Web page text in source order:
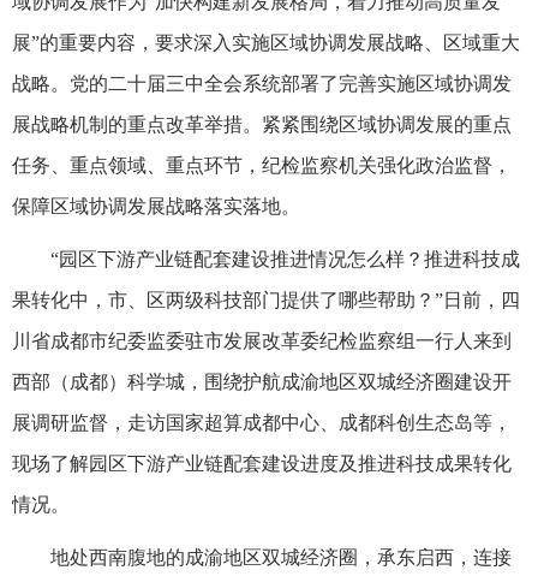
展”的重要内容，要求深入实施区域协调发展战略、区域重大
战略。党的二十届三中全会系统部署了完善实施区域协调发
展战略机制的重点改革举措。紧紧围绕区域协调发展的重点
任务、重点领域、重点环节，纪检监察机关强化政治监督，
保障区域协调发展战略落实落地。
“园区下游产业链配套建设推进情况怎么样？推进科技成
果转化中，市、区两级科技部门提供了哪些帮助？”日前，四
川省成都市纪委监委驻市发展改革委纪检监察组一行人来到
西部（成都）科学城，围绕护航成渝地区双城经济圈建设开
展调研监督，走访国家超算成都中心、成都科创生态岛等，
现场了解园区下游产业链配套建设进度及推进科技成果转化
情况。
地处西南腹地的成渝地区双城经济圈，承东启西，连接